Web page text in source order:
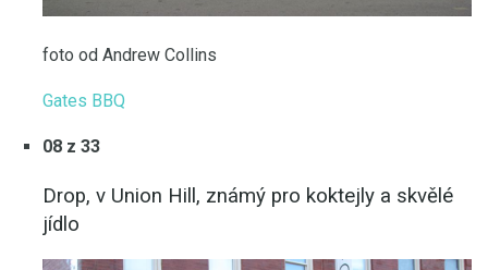
foto od Andrew Collins
Gates BBQ
08 z 33
Drop, v Union Hill, známý pro koktejly a skvělé
jídlo